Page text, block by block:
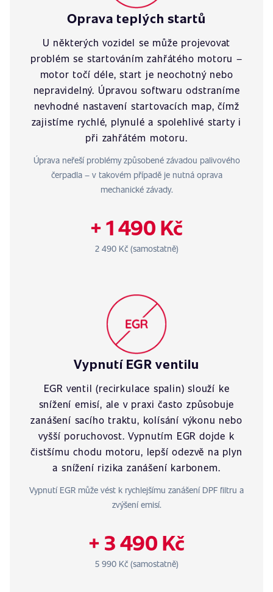
Oprava teplých startů
U některých vozidel se může projevovat
problém se startováním zahřátého motoru –
motor točí déle, start je neochotný nebo
nepravidelný. Úpravou softwaru odstraníme
nevhodné nastavení startovacích map, čímž
zajistíme rychlé, plynulé a spolehlivé starty i
při zahřátém motoru.
Úprava neřeší problémy způsobené závadou palivového
čerpadla – v takovém případě je nutná oprava
mechanické závady.
+ 1 490 Kč
2 490 Kč (samostatně)
Vypnutí EGR ventilu
EGR ventil (recirkulace spalin) slouží ke
snížení emisí, ale v praxi často způsobuje
zanášení sacího traktu, kolísání výkonu nebo
vyšší poruchovost. Vypnutím EGR dojde k
čistšímu chodu motoru, lepší odezvě na plyn
a snížení rizika zanášení karbonem.
Vypnutí EGR může vést k rychlejšímu zanášení DPF filtru a
zvýšení emisí.
+ 3 490 Kč
5 990 Kč (samostatně)